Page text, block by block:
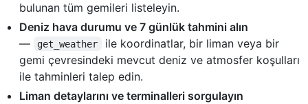
bulunan tüm gemileri listeleyin.
Deniz hava durumu ve 7 günlük tahmini alın
—
get_weather
ile koordinatlar, bir liman veya bir
gemi çevresindeki mevcut deniz ve atmosfer koşulları
ile tahminleri talep edin.
Liman detaylarını ve terminalleri sorgulayın